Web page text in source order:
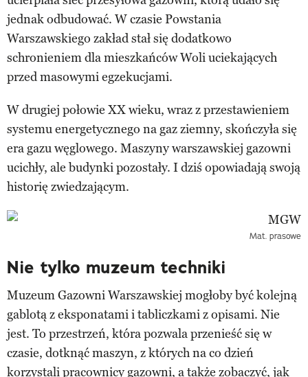
jednak odbudować. W czasie Powstania
Warszawskiego zakład stał się dodatkowo
schronieniem dla mieszkańców Woli uciekających
przed masowymi egzekucjami.
W drugiej połowie XX wieku, wraz z przestawieniem
systemu energetycznego na gaz ziemny, skończyła się
era gazu węglowego. Maszyny warszawskiej gazowni
ucichły, ale budynki pozostały. I dziś opowiadają swoją
historię zwiedzającym.
Mat. prasowe
Nie tylko muzeum techniki
Muzeum Gazowni Warszawskiej mogłoby być kolejną
gablotą z eksponatami i tabliczkami z opisami. Nie
jest. To przestrzeń, która pozwala przenieść się w
czasie, dotknąć maszyn, z których na co dzień
korzystali pracownicy gazowni, a także zobaczyć, jak